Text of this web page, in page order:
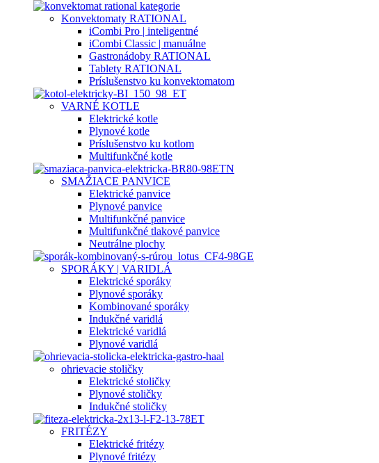
Konvektomaty RATIONAL
iCombi Pro | inteligentné
iCombi Classic | manuálne
Gastronádoby RATIONAL
Tablety RATIONAL
Príslušenstvo ku konvektomatom
VARNÉ KOTLE
Elektrické kotle
Plynové kotle
Príslušenstvo ku kotlom
Multifunkčné kotle
SMAŽIACE PANVICE
Elektrické panvice
Plynové panvice
Multifunkčné panvice
Multifunkčné tlakové panvice
Neutrálne plochy
SPORÁKY | VARIDLÁ
Elektrické sporáky
Plynové sporáky
Kombinované sporáky
Indukčné varidlá
Elektrické varidlá
Plynové varidlá
ohrievacie stoličky
Elektrické stoličky
Plynové stoličky
Indukčné stoličky
FRITÉZY
Elektrické fritézy
Plynové fritézy